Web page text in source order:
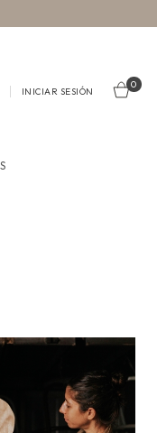
INICIAR SESIÓN
0